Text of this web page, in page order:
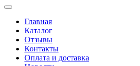
Главная
Каталог
Отзывы
Контакты
Оплата и доставка